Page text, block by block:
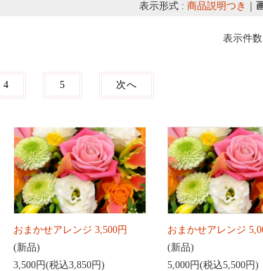
表示形式 : 商品説明つき
表示件
4 5 次へ
おまかせアレンジ 3,500円
(新品)
3,500円(税込3,850円)
おまかせアレンジ
(新品)
5,000円(税込5,500円)